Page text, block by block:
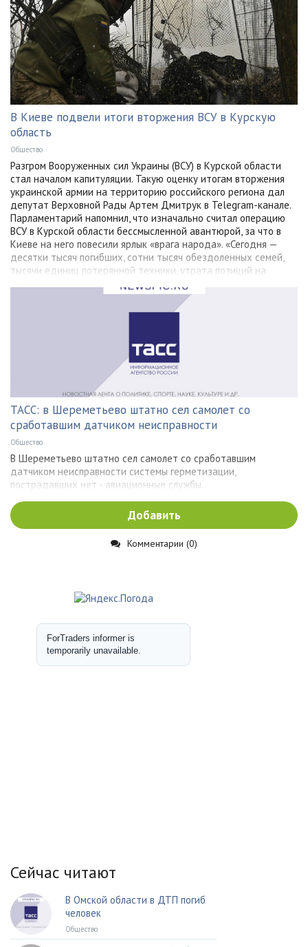
В Киеве подвели итоги вторжения ВСУ в Курскую
область
Общество
Разгром Вооруженных сил Украины (ВСУ) в Курской области
стал началом капитуляции. Такую оценку итогам вторжения
украинской армии на территорию российского региона дал
депутат Верховной Рады Артем Дмитрук в Telegram-канале.
Парламентарий напомнил, что изначально считал операцию
ВСУ в Курской области бессмысленной авантюрой, за что в
Киеве на него повесили ярлык «врага народа». «Сегодня —
десятки тысяч погибших, сотни тысяч обездоленных семей,
тысячи единиц потерянной техники, утрата позиций на
ТАСС: в Шереметьево штатно сел самолет со
сработавшим датчиком неисправности
Общество
В Шереметьево штатно сел самолет со сработавшим
датчиком неисправности системы герметизации,
пострадавших нет - авиационные службы.
Добавить
Комментарии (0)
Сейчас читают
В Омской области в ДТП погиб
человек
Общество